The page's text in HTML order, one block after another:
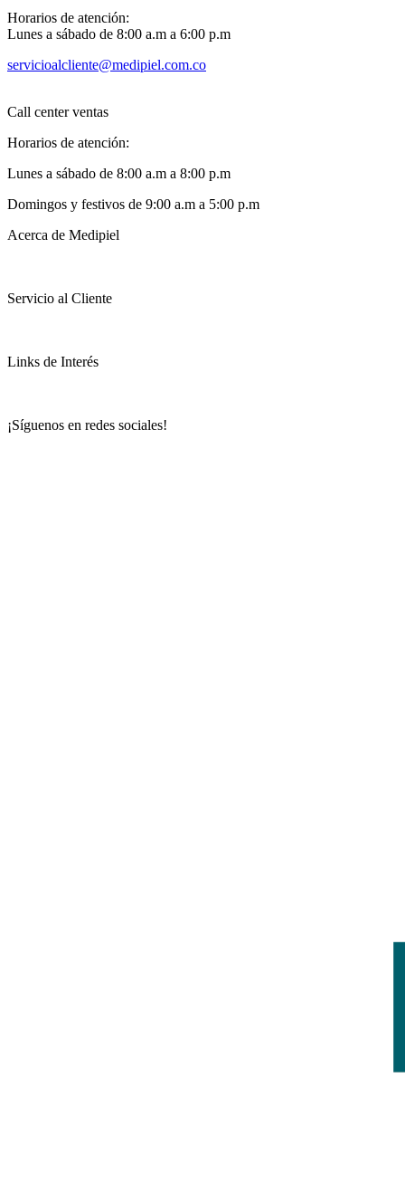
Horarios de atención:
Lunes a sábado de 8:00 a.m a 6:00 p.m
servicioalcliente@medipiel.com.co
Call center ventas
Horarios de atención:
Lunes a sábado de 8:00 a.m a 8:00 p.m
Domingos y festivos de 9:00 a.m a 5:00 p.m
Acerca de Medipiel
Servicio al Cliente
Links de Interés
¡Síguenos en redes sociales!